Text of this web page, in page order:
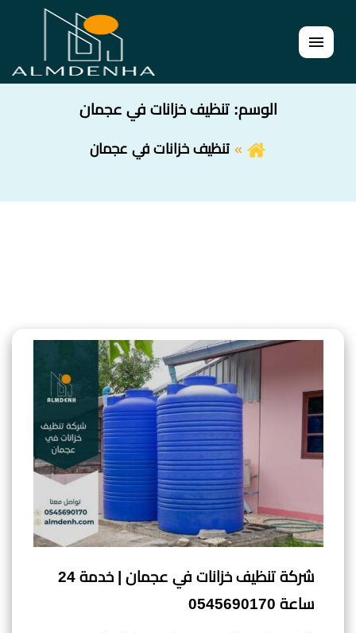
القائمة
الوسم:تنظيف خزانات في عجمان
تنظيف خزانات في عجمان
شركة تنظيف خزانات في عجمان | خدمة 24
ساعة 0545690170